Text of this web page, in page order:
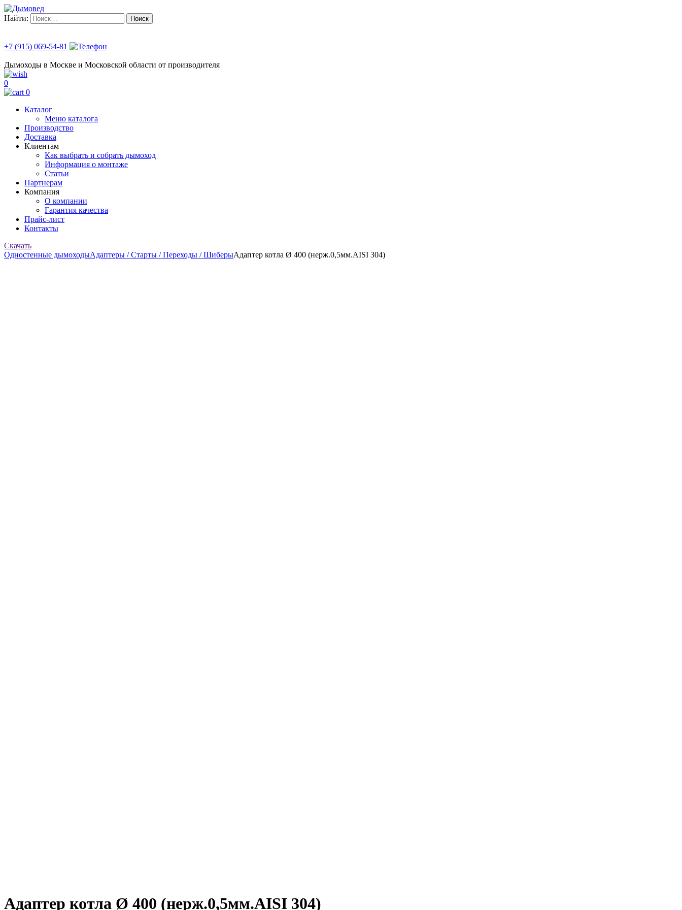
Найти:
+7 (915) 069-54-81
Дымоходы в Москве и Московской области от производителя
0
0
Каталог
Меню каталога
Производство
Доставка
Клиентам
Как выбрать и собрать дымоход
Информация о монтаже
Статьи
Партнерам
Компания
О компании
Гарантия качества
Прайс-лист
Контакты
Скачать
Одностенные дымоходыАдаптеры / Старты / Переходы / ШиберыАдаптер котла Ø 400 (нерж.0,5мм.AISI 304)
Адаптер котла Ø 400 (нерж.0,5мм.AISI 304)